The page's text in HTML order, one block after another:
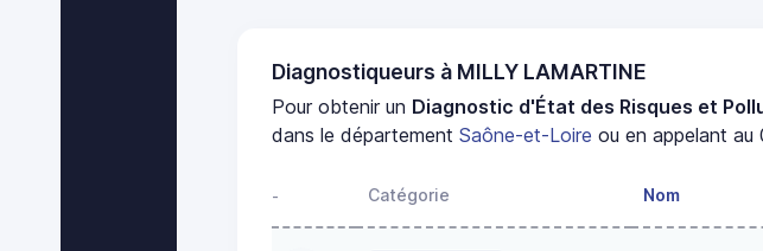
Diagnostiqueurs à MILLY LAMARTINE
Pour obtenir un Diagnostic d'État des Risques et
dans le départementSaône-et-Loire ou en appelant au
- Catégorie Nom